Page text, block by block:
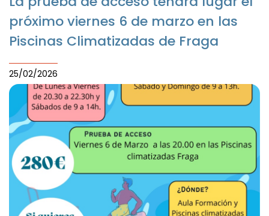
25/02/2026
próximo viernes 6 de marzo en las
Piscinas Climatizadas de Fraga